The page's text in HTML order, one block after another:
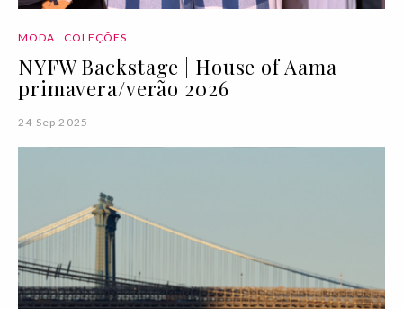
MODA COLEÇÕES
NYFW Backstage | House of Aama
primavera/verão 2026
24 Sep 2025